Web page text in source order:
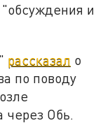
и
рассказал о
по поводу
через Обь.